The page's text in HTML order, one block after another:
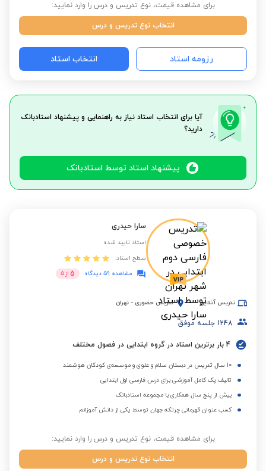
برای مشاهده قیمت، نوع تدریس و درس را وارد نمایید:
انتخاب نوع تدریس و درس
رزومه استاد انتخاب استاد
آیا برای انتخاب استاد نیاز به راهنمایی و پیشنهاد استادبانک
دارید؟
پیشنهاد استاد توسط استادبانک
سارا حیدری
استاد تایید شده
سطح استاد:
مشاهده 59 دیدگاه
5 از 5
تدریس آنلاین تدریس حضوری - تهران
1248 جلسه موفق
4 بار برترین استاد در گروه ابتدایی در فصول مختلف
10 سال تدریس در دبستان سلام و علوی و موسسه‌ی کودکان هوشمند
تالیف پک کامل آموزشی برای درس فارسی اول ابتدایی
بیش از پنج سال همکاری با مجموعه استادبانک
کسب عنوان قهرمانی چرتکه جهان توسط یکی از دانش آموزانم
برای مشاهده قیمت، نوع تدریس و درس را وارد نمایید:
انتخاب نوع تدریس و درس